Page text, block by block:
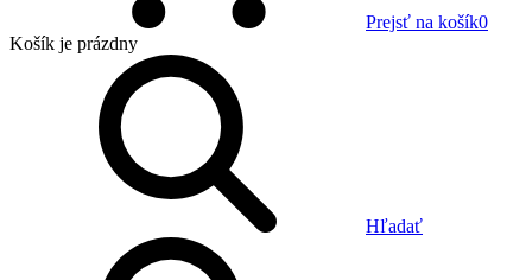
Prejsť na košík0
Košík je prázdny
Hľadať